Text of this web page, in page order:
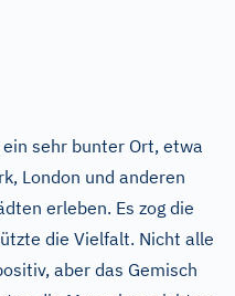
sehr bunter Ort, etwa
London und anderen
erleben. Es zog die
die Vielfalt. Nicht alle
aber das Gemisch